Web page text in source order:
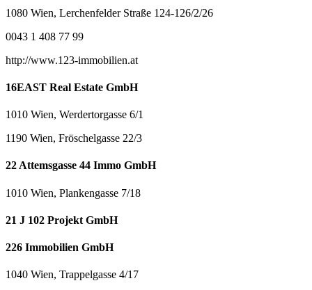
1080 Wien, Lerchenfelder Straße 124-126/2/26
0043 1 408 77 99
http://www.123-immobilien.at
16EAST Real Estate GmbH
1010 Wien, Werdertorgasse 6/1
1190 Wien, Fröschelgasse 22/3
22 Attemsgasse 44 Immo GmbH
1010 Wien, Plankengasse 7/18
21 J 102 Projekt GmbH
226 Immobilien GmbH
1040 Wien, Trappelgasse 4/17